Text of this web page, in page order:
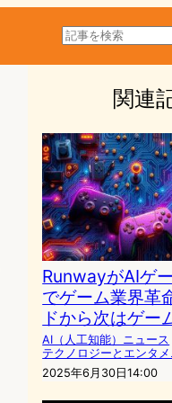
検
索
関連
RunwayがAIゲ
でゲーム業界革
ドから次はゲー
AI（人工知能）ニュース
テクノロジーとエンタ
2025年6月30日14:00